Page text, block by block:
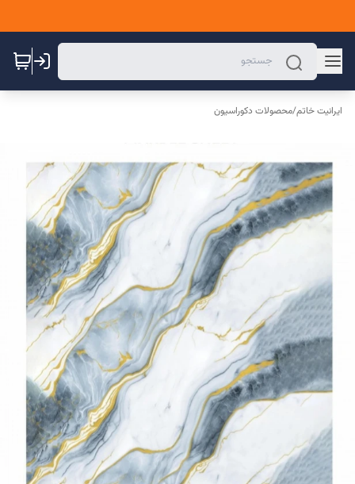
ایرانیت خاتم/محصولات دکوراسیون